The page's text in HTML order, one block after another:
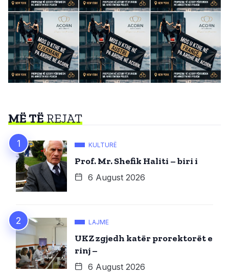
MË TËREJAT
KULTURË
Prof. Mr. Shefik Haliti – biri i
6 August 2026
LAJME
UKZ zgjedh katër prorektorët e
rinj –
6 August 2026